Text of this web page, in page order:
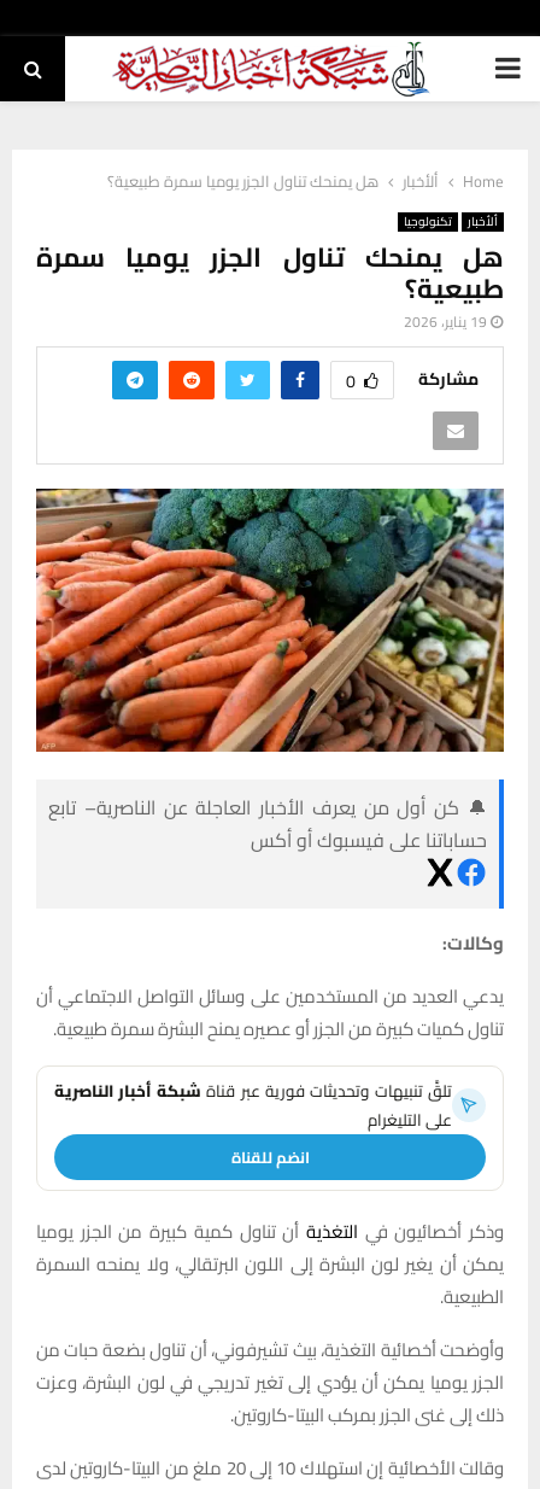
PRIMARY
Home ألأخبار هل يمنحك تناول الجزر يوميا سمرة طبيعية؟
ألأخبار تكنولوجيا
هل يمنحك تناول الجزر يوميا سمرة
طبيعية؟
19 يناير، 2026
مشاركة 0
🔔 كن أول من يعرف الأخبار العاجلة عن الناصرية– تابع
حساباتنا على فيسبوك أو أكس
وكالات:
يدعي العديد من المستخدمين على وسائل التواصل الاجتماعي أن
تناول كميات كبيرة من الجزر أو عصيره يمنح البشرة سمرة طبيعية.
تلقَّ تنبيهات وتحديثات فورية عبر قناةشبكة أخبار الناصرية
على التليغرام
انضم للقناة
وذكر أخصائيون في التغذية أن تناول كمية كبيرة من الجزر يوميا
يمكن أن يغير لون البشرة إلى اللون البرتقالي، ولا يمنحه السمرة
الطبيعية.
وأوضحت أخصائية التغذية، بيث تشيرفوني، أن تناول بضعة حبات من
الجزر يوميا يمكن أن يؤدي إلى تغير تدريجي في لون البشرة، وعزت
ذلك إلى غنى الجزر بمركب البيتا-كاروتين.
وقالت الأخصائية إن استهلاك 10 إلى 20 ملغ من البيتا-كاروتين لدى